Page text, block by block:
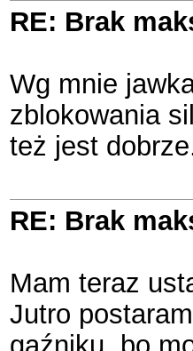
RE: Brak
Wg mnie
zblokowania
też jest
RE: Brak
Mam teraz
Jutro
gaźniku, bo